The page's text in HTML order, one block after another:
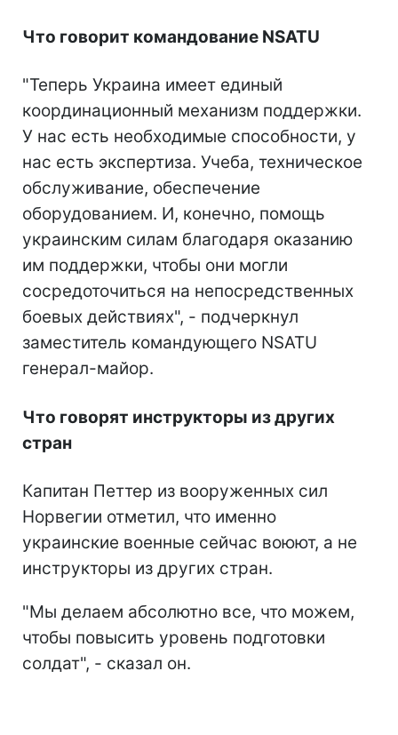
Что говорит командование NSATU
"Теперь Украина имеет единый
координационный механизм поддержки.
У нас есть необходимые способности, у
нас есть экспертиза. Учеба, техническое
обслуживание, обеспечение
оборудованием. И, конечно, помощь
украинским силам благодаря оказанию
им поддержки, чтобы они могли
сосредоточиться на непосредственных
боевых действиях", - подчеркнул
заместитель командующего NSATU
генерал-майор.
Что говорят инструкторы из других
стран
Капитан Петтер из вооруженных сил
Норвегии отметил, что именно
украинские военные сейчас воюют, а не
инструкторы из других стран.
"Мы делаем абсолютно все, что можем,
чтобы повысить уровень подготовки
солдат", - сказал он.